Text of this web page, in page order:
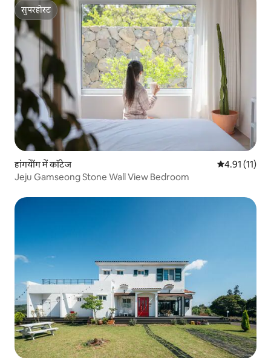
सुपरहोस्ट
सुपरहोस्ट
हांगयेोंग में कॉटेज औसत रेटिंग 5 में
4.91 (11)
Jeju Gamseong Stone Wall View Bedroom